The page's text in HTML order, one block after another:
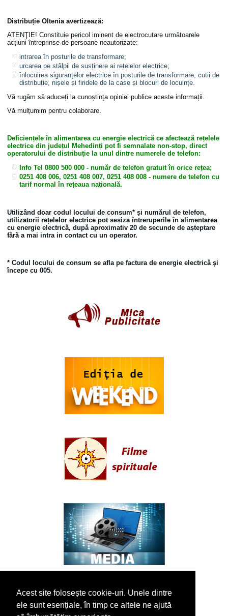
Acest site folosește cookie-uri. Unele dintre
ele sunt esențiale, în timp ce altele ne ajută
Distribuție Oltenia avertizează:
ATENŢIE! Constituie pericol iminent de electrocutare următoarele
acțiuni întreprinse de persoane neautorizate:
intrarea în posturile de transformare;
urcarea pe stâlpii de susținere ai rețelelor electrice;
înlocuirea siguranțelor electrice în posturile de transformare, cutii de
distribuție, nișele și firidele de la case și blocuri de locuințe.
Vă rugăm să aduceți la cunoștința opiniei publice aceste informații.
Vă mulțumim pentru colaborare.
Deficiențele în alimentarea cu energie electrică ce afectează rețelele
electrice din județul Mehedinți pot fi semnalate non-stop, direct
operatorului de distribuție la unul dintre numerele de telefon:
Info Tel 0800 500 000- număr de telefon gratuit în orice rețea;
0251 408 006, 0251 408 007, 0251 408 008 - numere de telefon cu
tarif normal în rețeaua națională.
Utilizând doar codul locului de consum* și numărul de telefon,
utilizatorii rețelelor electrice pot sesiza întreruperile în alimentarea
cu energie electrică, după aproximativ 20 de secunde de așteptare
fără a mai intra in contact cu un operator.
* Codul locului de consum se afla pe factura de energie electrică şi
începe cu 005.